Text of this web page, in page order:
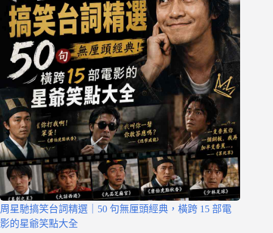
周星馳搞笑台詞精選｜50 句無厘頭經典，橫跨 15 部電
影的星爺笑點大全